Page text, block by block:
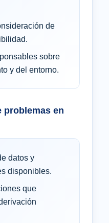
de
sobre
y del entorno.
problemas en
datos y
disponibles.
que